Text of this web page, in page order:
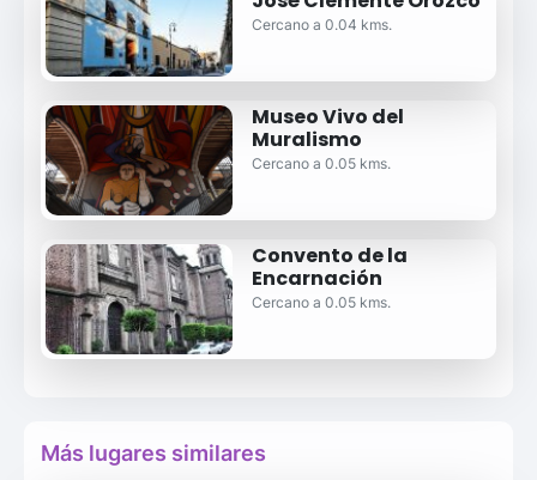
Cercano a 0.04 kms.
Museo Vivo del
Muralismo
Cercano a 0.05 kms.
Convento de la
Encarnación
Cercano a 0.05 kms.
Más lugares similares